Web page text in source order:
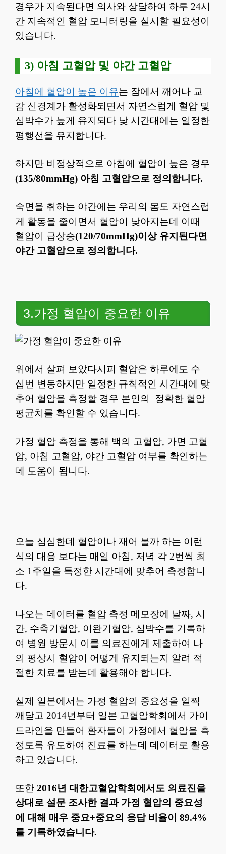
경우가 지속된다면 의사와 상담하여 하루 24시
간 지속적인 혈압 모니터링을 실시할 필요성이
있습니다.
3) 아침 고혈압 및 야간 고혈압
아침에 혈압이 높은 이유는 잠에서 깨어나 교
감 신경계가 활성화되면서 자연스럽게 혈압 및
심박수가 높게 유지되다 낮 시간대에는 일정한
평행선을 유지합니다.
하지만 비정상적으로 아침에 혈압이 높은 경우
(135/80mmHg) 아침 고혈압으로 정의합니다.
숙면을 취하는 야간에는 우리의 몸도 자연스럽
게 활동을 줄이면서 혈압이 낮아지는데 이때
혈압이 급상승(120/70mmHg)이상 유지된다면
야간 고혈압으로 정의합니다.
3.가정 혈압이 중요한 이유
위에서 살펴 보았다시피 혈압은 하루에도 수
십번 변동하지만 일정한 규칙적인 시간대에 맞
추어 혈압을 측정할 경우 본인의 정확한 혈압
평균치를 확인할 수 있습니다.
가정 혈압 측정을 통해 백의 고혈압, 가면 고혈
압, 아침 고혈압, 야간 고혈압 여부를 확인하는
데 도움이 됩니다.
오늘 심심한데 혈압이나 재어 볼까 하는 이런
식의 대응 보다는 매일 아침, 저녁 각 2번씩 최
소 1주일을 특정한 시간대에 맞추어 측정합니
다.
나오는 데이터를 혈압 측정 메모장에 날짜, 시
간, 수축기혈압, 이완기혈압, 심박수를 기록하
여 병원 방문시 이를 의료진에게 제출하여 나
의 평상시 혈압이 어떻게 유지되는지 알려 적
절한 치료를 받는데 활용해야 합니다.
실제 일본에서는 가정 혈압의 중요성을 일찍
깨닫고 2014년부터 일본 고혈압학회에서 가이
드라인을 만들어 환자들이 가정에서 혈압을 측
정토록 유도하여 진료를 하는데 데이터로 활용
하고 있습니다.
또한 2016년 대한고혈압학회에서도 의료진을
상대로 설문 조사한 결과 가정 혈압의 중요성
에 대해 매우 중요+중요의 응답 비율이 89.4%
를 기록하였습니다.